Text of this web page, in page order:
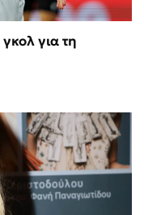
για τη